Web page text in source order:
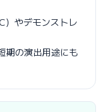
やデモンストレ
期の演出用途にも